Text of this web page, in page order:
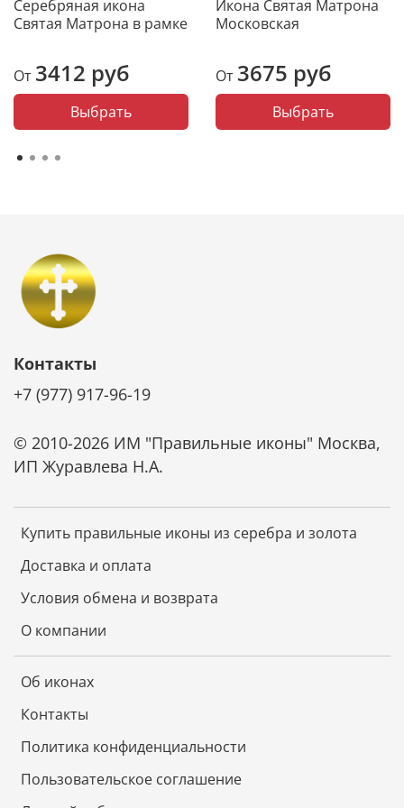
Серебряная икона
Святая Матрона в рамке
От 3412 руб
Выбрать
Икона Святая Матрона
Московская
От 3675 руб
Выбрать
Купить правильные иконы из серебра и золота
Доставка и оплата
Условия обмена и возврата
О компании
Об иконах
Контакты
Политика конфиденциальности
Пользовательское соглашение
Контакты
+7 (977) 917-96-19
© 2010-2026 ИМ "Правильные иконы" Москва,
ИП Журавлева Н.А.